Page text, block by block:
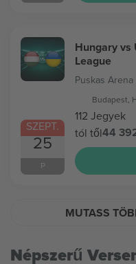
SZEPT.
25
P
Hungary vs
League
Puskas Arena
Budapest,
112 Jegyek
tól től44
MUTASS
Népszerű